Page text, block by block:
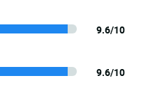
9.6/10
9.6/10